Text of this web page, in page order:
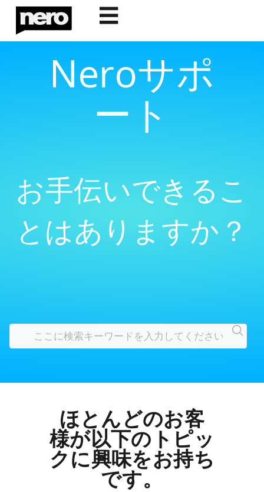
☰
Neroサポ
ート
お手伝いできるこ
とはありますか？
ほとんどのお客
様が以下のトピッ
クに興味をお持ち
です。